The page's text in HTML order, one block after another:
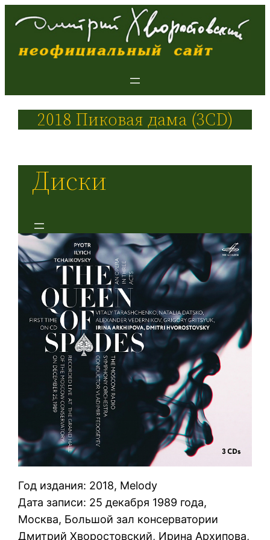
2018 Пиковая дама (3CD)
Диски
Год издания: 2018, Melody
Дата записи: 25 декабря 1989 года,
Москва, Большой зал консерватории
Дмитрий Хворостовский, Ирина Архипова,